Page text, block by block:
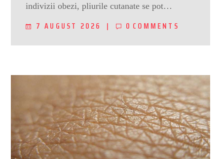
indivizii obezi, pliurile cutanate se pot…
7 AUGUST 2026 0 COMMENTS